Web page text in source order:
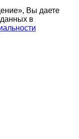
Вы даете
в